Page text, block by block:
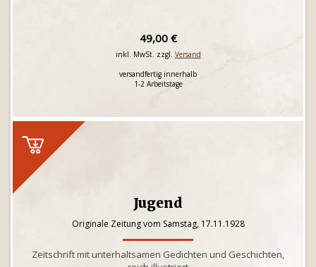
49,00 €
inkl. MwSt. zzgl. Versand
versandfertig innerhalb
1-2 Arbeitstage
Jugend
Originale Zeitung vom Samstag, 17.11.1928
Zeitschrift mit unterhaltsamen Gedichten und Geschichten,